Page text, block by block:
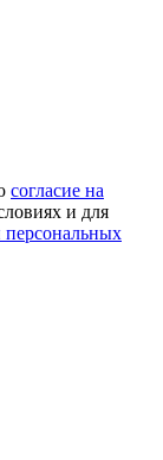
согласие на
и для